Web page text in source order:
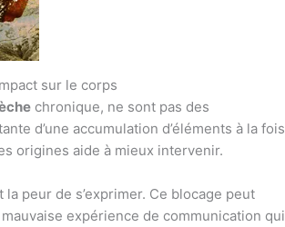
sur le corps
chronique, ne sont pas des
d’une accumulation d’éléments à la fois
origines aide à mieux intervenir.
peur de s’exprimer. Ce blocage peut
expérience de communication qui